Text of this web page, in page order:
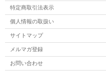
特定商取引法表示
個人情報の取扱い
サイトマップ
メルマガ登録
お問い合わせ